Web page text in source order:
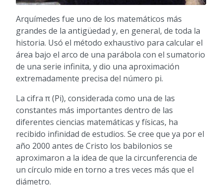
Arquímedes fue uno de los matemáticos más
grandes de la antigüedad y, en general, de toda la
historia.​​ Usó el método exhaustivo para calcular el
área bajo el arco de una parábola con el sumatorio
de una serie infinita, y dio una aproximación
extremadamente precisa del número pi.
La cifra π (Pi), considerada como una de las
constantes más importantes dentro de las
diferentes ciencias matemáticas y físicas, ha
recibido infinidad de estudios. Se cree que ya por el
año 2000 antes de Cristo los babilonios se
aproximaron a la idea de que la circunferencia de
un círculo mide en torno a tres veces más que el
diámetro.